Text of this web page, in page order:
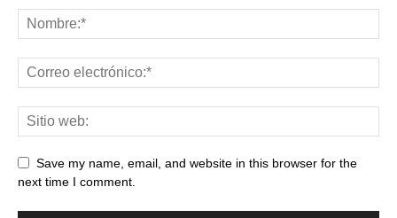
Save my name, email, and website in this browser for the
next time I comment.